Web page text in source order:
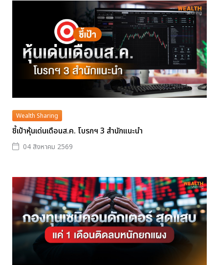
Wealth Sharing
ชี้เป้าหุ้นเด่นเดือนส.ค. โบรกฯ 3 สำนักแนะนำ
04 สิงหาคม 2569